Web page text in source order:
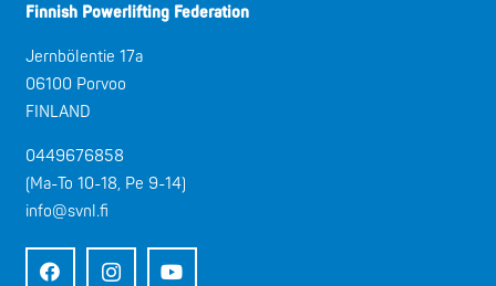
Finnish Powerlifting Federation
Jernbölentie 17a
06100 Porvoo
FINLAND
0449676858
(Ma-To 10-18, Pe 9-14)
info@svnl.fi